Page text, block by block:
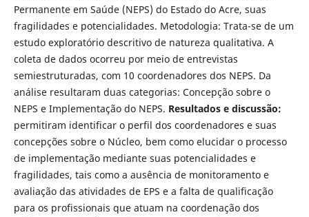
Permanente em Saúde (NEPS) do Estado do Acre, suas
fragilidades e potencialidades. Metodologia: Trata-se de um
estudo exploratório descritivo de natureza qualitativa. A
coleta de dados ocorreu por meio de entrevistas
semiestruturadas, com 10 coordenadores dos NEPS. Da
análise resultaram duas categorias: Concepção sobre o
NEPS e Implementação do NEPS. Resultados e discussão:
permitiram identificar o perfil dos coordenadores e suas
concepções sobre o Núcleo, bem como elucidar o processo
de implementação mediante suas potencialidades e
fragilidades, tais como a ausência de monitoramento e
avaliação das atividades de EPS e a falta de qualificação
para os profissionais que atuam na coordenação dos